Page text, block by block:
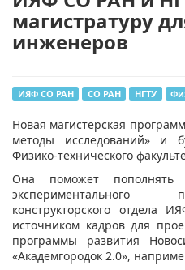
магистратуру
инженеров
ИЯФ СО РАН СО РАН НГТУ
​Новая магистерская
методы исследований» и
Физико-технического
Она поможет
экспериментального
конструкторского отдела
источником кадров для
программы развития
«Академгородок 2.0»,